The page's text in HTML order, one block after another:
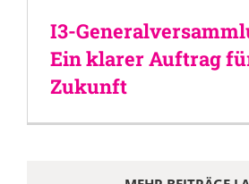
I3-
Ein klarer Auftrag
Zukunft